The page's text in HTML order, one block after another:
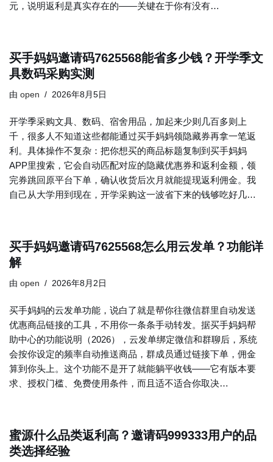
元，说明返利是真实存在的——关键在于你有没有…
买手妈妈邀请码7625568能省多少钱？开学季文
具数码采购实测
由 open 2026年8月5日
开学季采购文具、数码、宿舍用品，加起来少则几百多则上
千，很多人不知道这些都能通过买手妈妈领隐藏券再拿一笔返
利。具体操作不复杂：把你想买的商品标题复制到买手妈妈
APP里搜索，它会自动匹配对应的隐藏优惠券和返利金额，领
完券跳回原平台下单，确认收货后次月就能提现返利佣金。我
自己从大学用到现在，开学采购这一波省下来的钱够吃好几…
买手妈妈邀请码7625568怎么用云发单？功能详
解
由 open 2026年8月2日
买手妈妈的云发单功能，说白了就是帮你往微信群里自动发送
优惠商品链接的工具，不用你一条条手动转发。据买手妈妈帮
助中心的功能说明（2026），云发单绑定微信和群聊后，系统
会按你设定的频率自动推送商品，群成员通过链接下单，佣金
算到你头上。这个功能不是开了就能躺平收钱——它有版本要
求、授权门槛、免费使用条件，而且适不适合你取决…
蜜源什么品类返利高？邀请码999333用户的品
类选择经验